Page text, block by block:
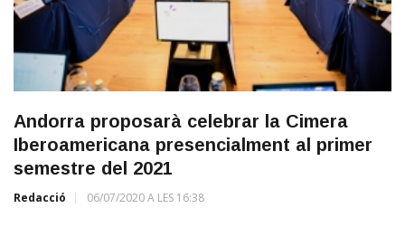
Andorra proposarà celebrar la Cimera
Iberoamericana presencialment al primer
semestre del 2021
Redacció 06/07/2020 A LES 16:38